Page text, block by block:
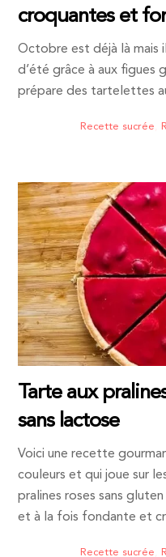
croquantes et
Octobre est déjà là mais
d’été grâce à aux figues
prépare des tartelettes
Recette sucrée
Tarte aux
sans lactose
Voici une recette
couleurs et qui joue sur
pralines roses sans
et à la fois fondante et
Recette sucrée